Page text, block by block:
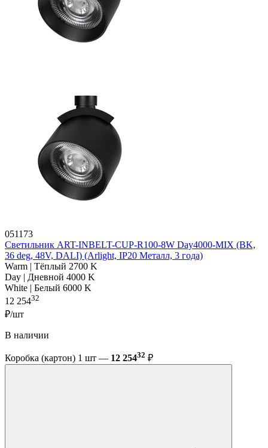
051173
Светильник ART-INBELT-CUP-R100-8W Day4000-MIX (BK,
36 deg, 48V, DALI) (Arlight, IP20 Металл, 3 года)
Warm | Тёплый 2700 K
Day | Дневной 4000 K
White | Белый 6000 K
12 25432
₽/шт
В наличии
Коробка (картон) 1 шт — 12 25432 ₽